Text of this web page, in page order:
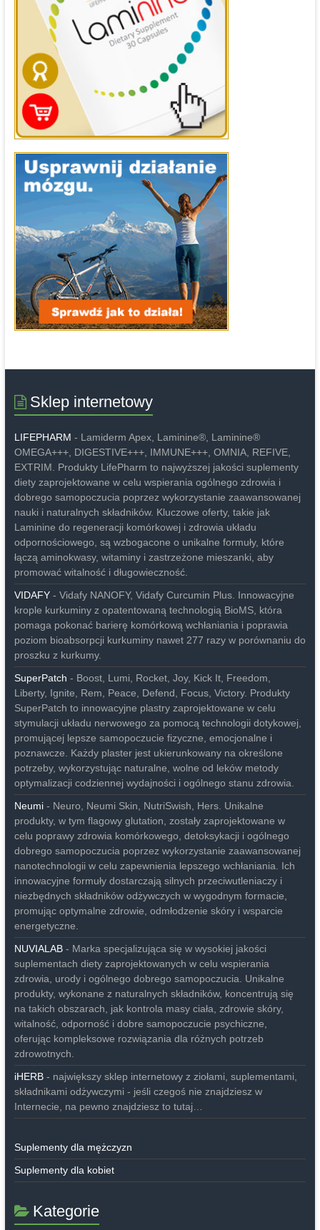
Sklep internetowy
LIFEPHARM - Lamiderm Apex, Laminine®, Laminine®
OMEGA+++, DIGESTIVE+++, IMMUNE+++, OMNIA, REFIVE,
EXTRIM. Produkty LifePharm to najwyższej jakości suplementy
diety zaprojektowane w celu wspierania ogólnego zdrowia i
dobrego samopoczucia poprzez wykorzystanie zaawansowanej
nauki i naturalnych składników. Kluczowe oferty, takie jak
Laminine do regeneracji komórkowej i zdrowia układu
odpornościowego, są wzbogacone o unikalne formuły, które
łączą aminokwasy, witaminy i zastrzeżone mieszanki, aby
promować witalność i długowieczność.
VIDAFY- Vidafy NANOFY, Vidafy Curcumin Plus. Innowacyjne
krople kurkuminy z opatentowaną technologią BioMS, która
pomaga pokonać barierę komórkową wchłaniania i poprawia
poziom bioabsorpcji kurkuminy nawet 277 razy w porównaniu do
proszku z kurkumy.
SuperPatch - Boost, Lumi, Rocket, Joy, Kick It, Freedom,
Liberty, Ignite, Rem, Peace, Defend, Focus, Victory. Produkty
SuperPatch to innowacyjne plastry zaprojektowane w celu
stymulacji układu nerwowego za pomocą technologii dotykowej,
promującej lepsze samopoczucie fizyczne, emocjonalne i
poznawcze. Każdy plaster jest ukierunkowany na określone
potrzeby, wykorzystując naturalne, wolne od leków metody
optymalizacji codziennej wydajności i ogólnego stanu zdrowia.
Neumi- Neuro, Neumi Skin, NutriSwish, Hers. Unikalne
produkty, w tym flagowy glutation, zostały zaprojektowane w
celu poprawy zdrowia komórkowego, detoksykacji i ogólnego
dobrego samopoczucia poprzez wykorzystanie zaawansowanej
nanotechnologii w celu zapewnienia lepszego wchłaniania. Ich
innowacyjne formuły dostarczają silnych przeciwutleniaczy i
niezbędnych składników odżywczych w wygodnym formacie,
promując optymalne zdrowie, odmłodzenie skóry i wsparcie
energetyczne.
NUVIALAB- Marka specjalizująca się w wysokiej jakości
suplementach diety zaprojektowanych w celu wspierania
zdrowia, urody i ogólnego dobrego samopoczucia. Unikalne
produkty, wykonane z naturalnych składników, koncentrują się
na takich obszarach, jak kontrola masy ciała, zdrowie skóry,
witalność, odporność i dobre samopoczucie psychiczne,
oferując kompleksowe rozwiązania dla różnych potrzeb
zdrowotnych.
iHERB- największy sklep internetowy z ziołami, suplementami,
składnikami odżywczymi - jeśli czegoś nie znajdziesz w
Internecie, na pewno znajdziesz to tutaj…
Suplementy dla mężczyzn
Suplementy dla kobiet
Kategorie